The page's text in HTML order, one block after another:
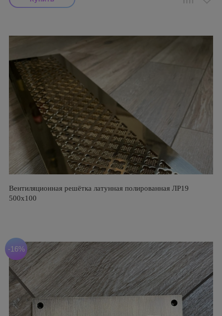
Вентиляционная решётка латунная полированная ЛР19
500х100
-16%